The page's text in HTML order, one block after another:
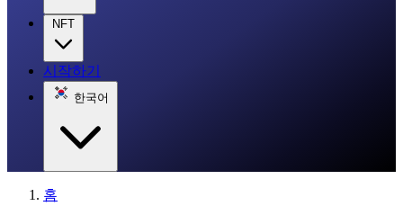
NFT
시작하기
한국어
홈